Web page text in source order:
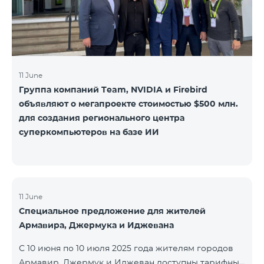
11 June
Группа компаний Team, NVIDIA и Firebird
объявляют о мегапроекте стоимостью $500 млн.
для создания регионального центра
суперкомпьютеров на базе ИИ
11 June
Специальное предложение для жителей
Армавира, Джермука и Иджевана
С 10 июня по 10 июля 2025 года жителям городов